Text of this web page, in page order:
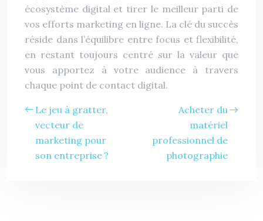
écosystème digital et tirer le meilleur parti de
vos efforts marketing en ligne. La clé du succès
réside dans l’équilibre entre focus et flexibilité,
en restant toujours centré sur la valeur que
vous apportez à votre audience à travers
chaque point de contact digital.
Le jeu à gratter,
vecteur de
marketing pour
son entreprise ?
Acheter du
matériel
professionnel de
photographie